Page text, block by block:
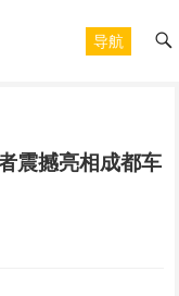
导航
震撼亮相成都车